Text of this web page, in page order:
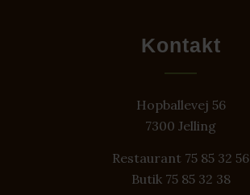
Kontakt
Hopballevej 56
7300 Jelling
Restaurant 75 85 32 56
Butik 75 85 32 38